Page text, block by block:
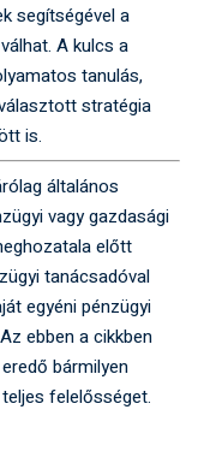
segítségével a
A kulcs a
tanulás,
stratégia
is.
általános
vagy gazdasági
előtt
tanácsadóval
egyéni pénzügyi
ebben a cikkben
bármilyen
felelősséget.